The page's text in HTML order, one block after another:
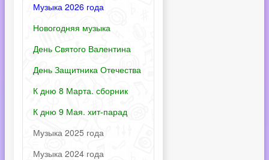
Музыка 2026 года
Новогодняя музыка
День Святого Валентина
День Защитника Отечества
К дню 8 Марта. сборник
К дню 9 Мая. хит-парад
Музыка 2025 года
Музыка 2024 года